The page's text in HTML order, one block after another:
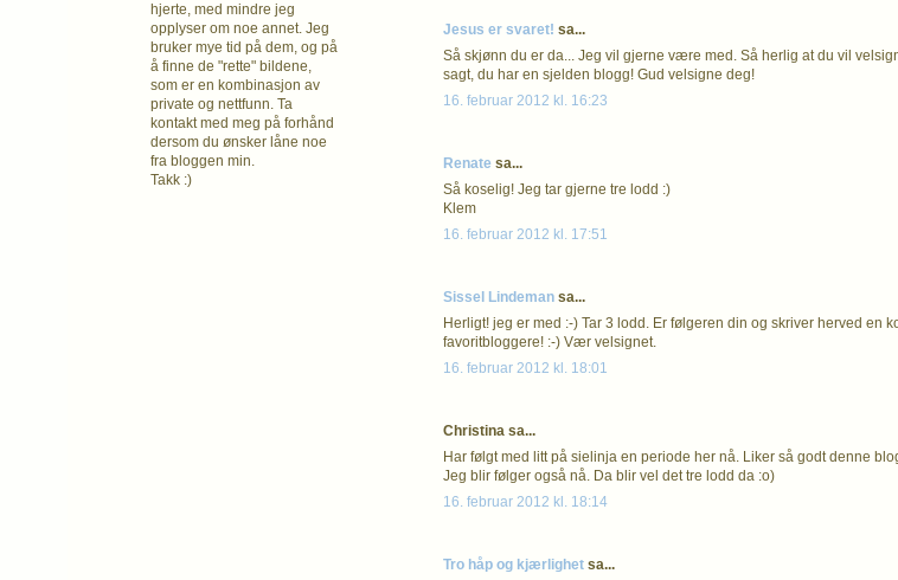
Jesus er svaret! sa...
Så skjønn du er da... Jeg vil gjerne være med. Så herlig at du vil
sagt, du har en sjelden blogg! Gud velsigne deg!
16. februar 2012 kl. 16:23
Renate sa...
Så koselig! Jeg tar gjerne tre lodd :)
Klem
16. februar 2012 kl. 17:51
Sissel Lindeman sa...
Herligt! jeg er med :-) Tar 3 lodd. Er følgeren din og skriver herved en
favoritbloggere! :-) Vær velsignet.
16. februar 2012 kl. 18:01
Christina sa...
Har følgt med litt på sielinja en periode her nå. Liker så godt denne
Jeg blir følger også nå. Da blir vel det tre lodd da :o)
16. februar 2012 kl. 18:14
Tro håp og kjærlighet sa...
hjerte, med mindre jeg
opplyser om noe annet. Jeg
bruker mye tid på dem, og på
å finne de "rette" bildene,
som er en kombinasjon av
private og nettfunn. Ta
kontakt med meg på forhånd
dersom du ønsker låne noe
fra bloggen min.
Takk :)